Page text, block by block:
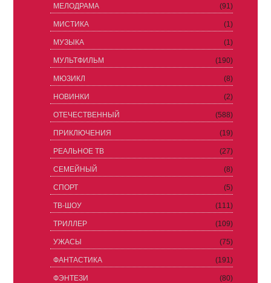
МЕЛОДРАМА (91)
МИСТИКА (1)
МУЗЫКА (1)
МУЛЬТФИЛЬМ (190)
МЮЗИКЛ (8)
НОВИНКИ (2)
ОТЕЧЕСТВЕННЫЙ (588)
ПРИКЛЮЧЕНИЯ (19)
РЕАЛЬНОЕ ТВ (27)
СЕМЕЙНЫЙ (8)
СПОРТ (5)
ТВ-ШОУ (111)
ТРИЛЛЕР (109)
УЖАСЫ (75)
ФАНТАСТИКА (191)
ФЭНТЕЗИ (80)